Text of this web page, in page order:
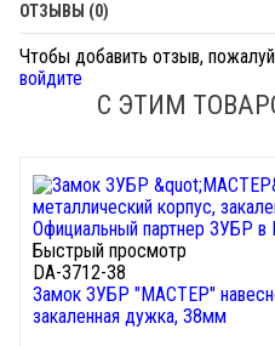
ОТЗЫВЫ (0)
Чтобы добавить отзыв,
войдите
С ЭТИМ
Быстрый просмотр
DA-3712-38
Замок ЗУБР "МАСТЕР"
закаленная дужка, 38мм